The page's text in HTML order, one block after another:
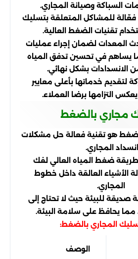
السباكة وصيانة المجاري.
فعّالة للمشاكل المتعلقة بتسليك
تقنيات الضغط العالية.
المعدات لضمان إجراء عمليات
يساهم في تحسين تدفق المياه
الانسدادات بشكل نهائي.
لتقديم خدماتها بأعلى معايير
يعكس التزامها برضا العملاء.
مجاري بالضغط
هو تقنية فعالة حل مشكلات
انسداد المجاري.
ضغط المياه العالي لفك
الأشياء العالقة داخل خطوط
المجاري.
صديقة للبيئة حيث لا تحتاج إلى
مما يحافظ على سلامة البيئة.
المجاري بالضغط:
الوصف